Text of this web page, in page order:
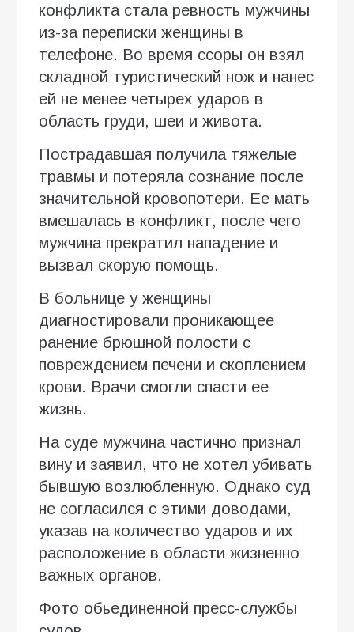
конфликта стала ревность мужчины
из-за переписки женщины в
телефоне. Во время ссоры он взял
складной туристический нож и нанес
ей не менее четырех ударов в
область груди, шеи и живота.
Пострадавшая получила тяжелые
травмы и потеряла сознание после
значительной кровопотери. Ее мать
вмешалась в конфликт, после чего
мужчина прекратил нападение и
вызвал скорую помощь.
В больнице у женщины
диагностировали проникающее
ранение брюшной полости с
повреждением печени и скоплением
крови. Врачи смогли спасти ее
жизнь.
На суде мужчина частично признал
вину и заявил, что не хотел убивать
бывшую возлюбленную. Однако суд
не согласился с этими доводами,
указав на количество ударов и их
расположение в области жизненно
важных органов.
Фото обьединенной пресс-службы